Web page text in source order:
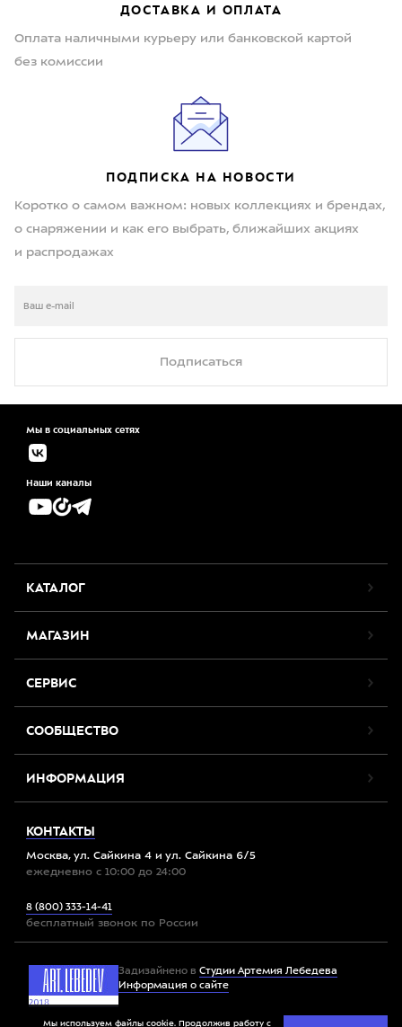
ДОСТАВКА И ОПЛАТА
Оплата наличными курьеру или банковской картой
без комиссии
ПОДПИСКА НА НОВОСТИ
Коротко о самом важном: новых коллекциях и брендах,
о снаряжении и как его выбрать, ближайших акциях
и распродажах
Подписаться
Мы в социальных сетях
Наши каналы
КАТАЛОГ
МАГАЗИН
СЕРВИС
СООБЩЕСТВО
ИНФОРМАЦИЯ
КОНТАКТЫ
Москва, ул. Сайкина 4 и ул. Сайкина 6/5
ежедневно с 10:00 до 24:00
8 (800) 333-14-41
бесплатный звонок по России
Задизайнено в Студии Артемия Лебедева
Информация о сайте
Мы используем файлы cookie. Продолжив работу с